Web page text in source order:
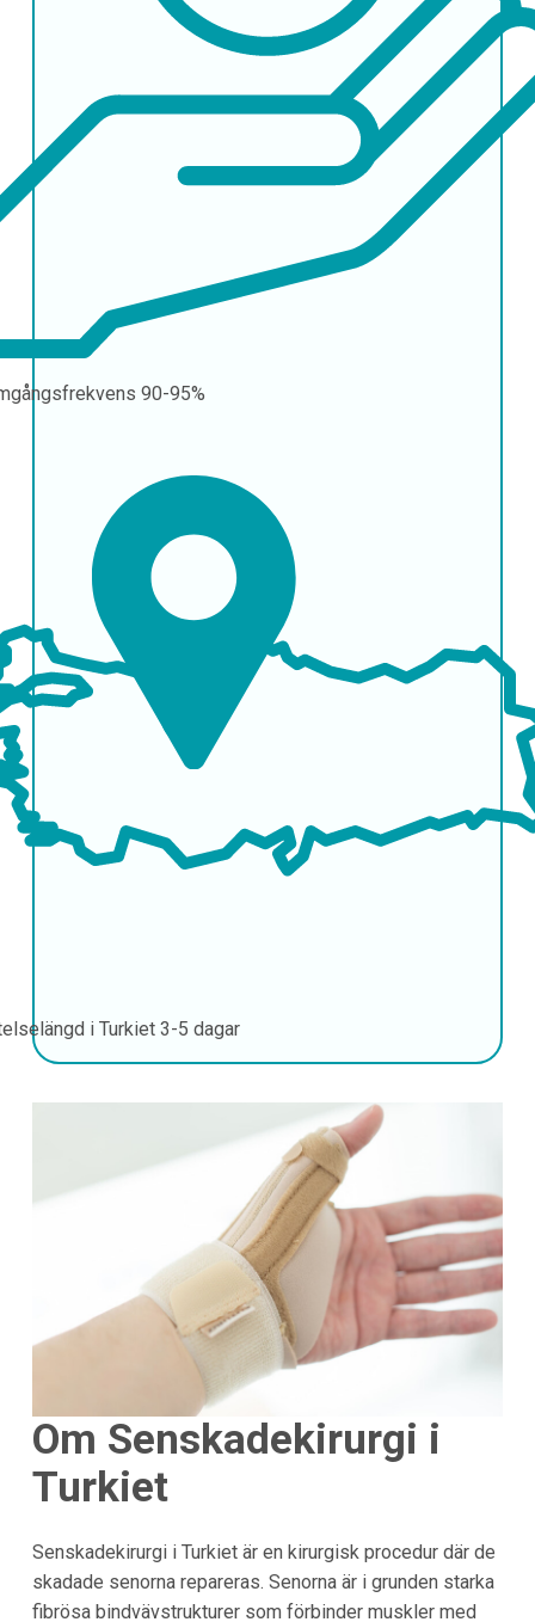
90-95%
i Turkiet 3-5 dagar
Om Senskadekirurgi i
Turkiet
Senskadekirurgi i Turkietär en kirurgisk procedur där de
skadade senorna repareras. Senorna är i grunden starka
fibrösa bindvävstrukturer som förbinder muskler med